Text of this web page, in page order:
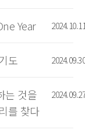
Year 2024.10.11
도 2024.09.30
는 것을
를 찾다
2024.09.27